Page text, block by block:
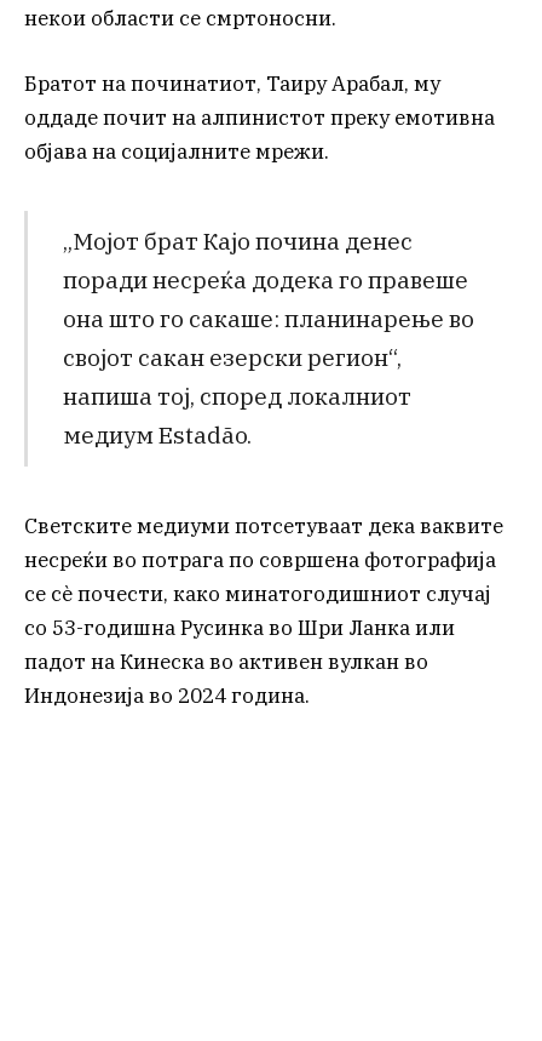
некои области се смртоносни.
Братот на починатиот, Таиру Арабал, му
оддаде почит на алпинистот преку емотивна
објава на социјалните мрежи.
„Мојот брат Кајо почина денес
поради несреќа додека го правеше
она што го сакаше: планинарење во
својот сакан езерски регион“,
напиша тој, според локалниот
медиум Estadão.
Светските медиуми потсетуваат дека ваквите
несреќи во потрага по совршена фотографија
се сè почести, како минатогодишниот случај
со 53-годишна Русинка во Шри Ланка или
падот на Кинеска во активен вулкан во
Индонезија во 2024 година.